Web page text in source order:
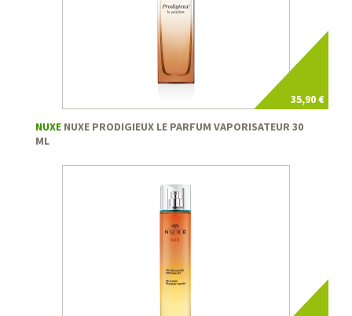
35,90 €
NUXE NUXE PRODIGIEUX LE PARFUM VAPORISATEUR 30
ML